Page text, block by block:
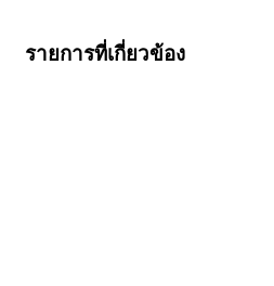
รายการที่เกี่ยวข้อง